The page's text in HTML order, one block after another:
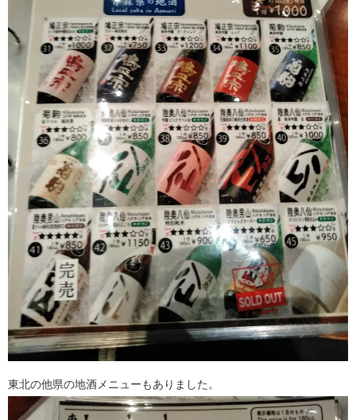
東北の他県の地酒メニューもありました。